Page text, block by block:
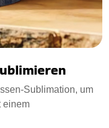
Sublimation, um
einem